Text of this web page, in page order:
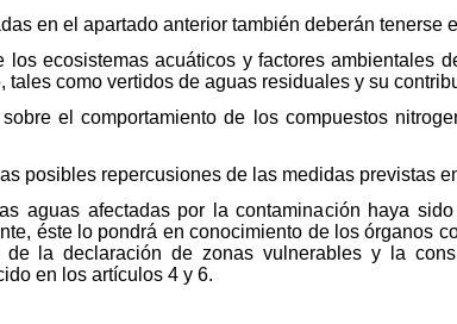
en el apartado anterior también deberán tenerse
ecosistemas acuáticos y factores ambientales
tales como vertidos de aguas residuales y su
el comportamiento de los compuestos
posibles repercusiones de las medidas previstas
aguas afectadas por la contaminación haya
éste lo pondrá en conocimiento de los órganos
de la declaración de zonas vulnerables y la
en los artículos 4 y 6.